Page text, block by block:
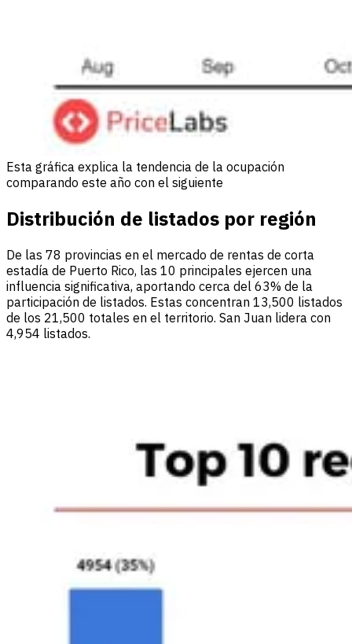
Esta gráfica explica la tendencia de la ocupación
comparando este año con el siguiente
Distribución de listados por región
De las 78 provincias en el mercado de rentas de corta
estadía de Puerto Rico, las 10 principales ejercen una
influencia significativa, aportando cerca del 63% de la
participación de listados. Estas concentran 13,500 listados
de los 21,500 totales en el territorio. San Juan lidera con
4,954 listados.